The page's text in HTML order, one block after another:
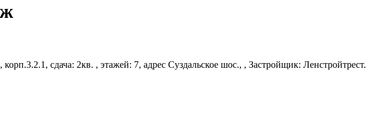
сдача: 2кв. , этажей: 7, адрес Суздальское шос., , Застройщик: Ленстройтрест.